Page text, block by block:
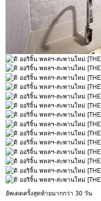
อัพเดตครั้งสุดท้ายมากกว่า 30 วัน